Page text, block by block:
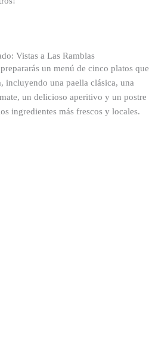
Vistas a Las Ramblas
un menú de cinco platos que
incluyendo una paella clásica, una
un delicioso aperitivo y un postre
ingredientes más frescos y locales.